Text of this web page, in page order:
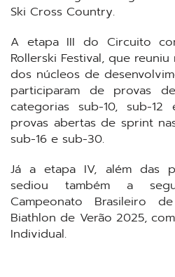
Ski Cross Country.
A etapa III do Circuito
Rollerski Festival, que
dos núcleos de
participaram de provas
categorias sub-10, sub-
provas abertas de sprint
sub-16 e sub-30.
Já a etapa IV, além das
sediou também a
Campeonato Brasileiro
Biathlon de Verão 2025,
Individual.